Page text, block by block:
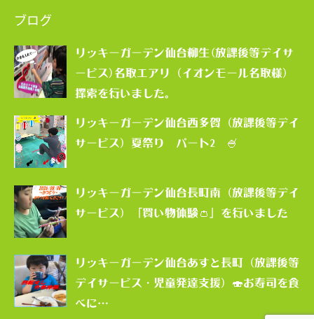
ブログ
リッキーガーデン仙台柳生(放課後等デイサ
ービス)名取エアリ（イオンモール名取様）
探索を行いました。
リッキーガーデン仙台西多賀（放課後等デイ
サービス）夏祭り パート2 🍧
リッキーガーデン仙台長町南（放課後等デイ
サービス）「買い物体験👛」を行いました
リッキーガーデン仙台あすと長町（放課後等
デイサービス・児童発達支援）🍣お寿司を食
べに…